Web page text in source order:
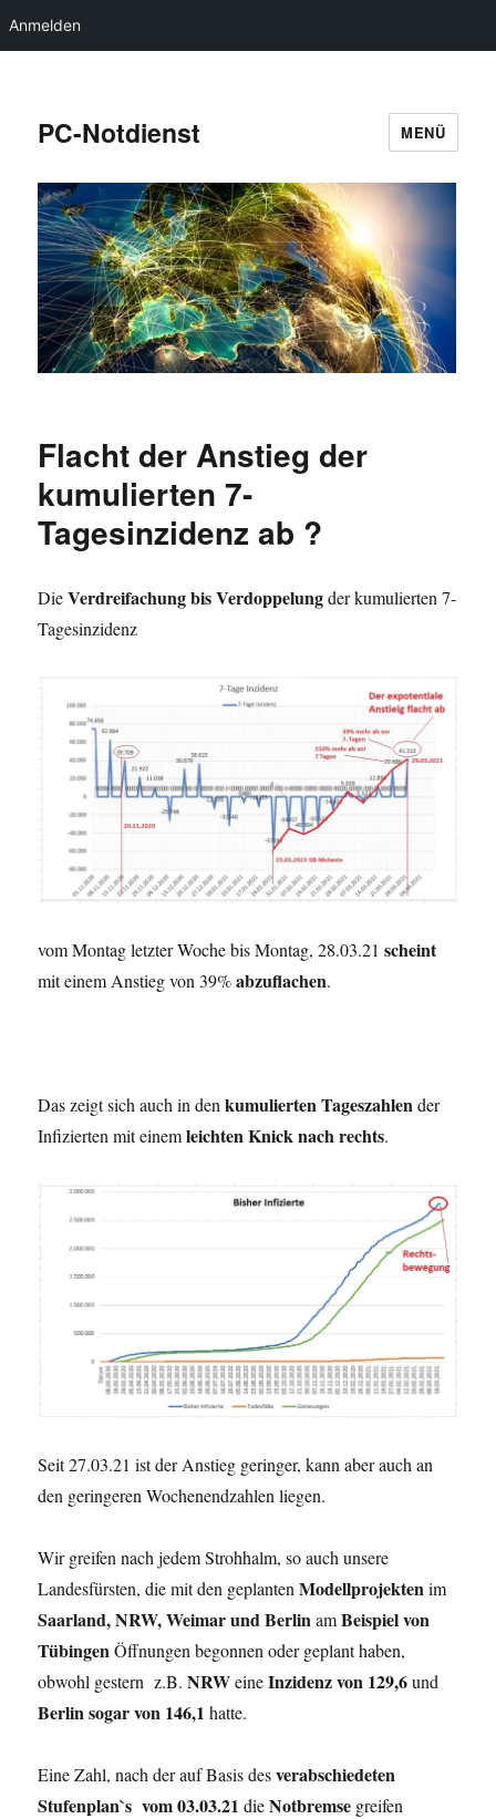
Anmelden
PC-Notdienst MENÜ
Flacht der Anstieg der
kumulierten 7-
Tagesinzidenz ab ?
DieVerdreifachung bis Verdoppelungder kumulierten 7-
Tagesinzidenz
vom Montag letzter Woche bis Montag, 28.03.21scheint
mit einem Anstieg von 39%abzuflachen.
Das zeigt sich auch in denkumulierten Tageszahlender
Infizierten mit einemleichten Knick nach rechts.
Seit 27.03.21 ist der Anstieg geringer, kann aber auch an
den geringeren Wochenendzahlen liegen.
Wir greifen nach jedem Strohhalm, so auch unsere
Landesfürsten, die mit den geplantenModellprojektenim
Saarland, NRW, Weimar und BerlinamBeispiel von
TübingenÖffnungen begonnen oder geplant haben,
obwohl gestern z.B.NRWeineInzidenz von 129,6und
Berlin sogar von 146,1 hatte.
Eine Zahl, nach der auf Basis desverabschiedeten
Stufenplan`s vom 03.03.21 dieNotbremse greifen